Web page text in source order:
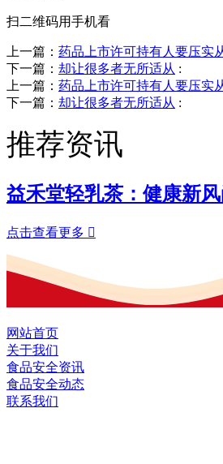
扫二维码用手机看
上一篇： 药品上市许可持有人要压实
下一篇： 却让很多者无所适从 :
上一篇： 药品上市许可持有人要压实
下一篇： 却让很多者无所适从 :
推荐资讯
益禾堂轻乳茶：健康新
点击查看更多 
网站首页
关于我们
食品安全资讯
食品安全动态
联系我们